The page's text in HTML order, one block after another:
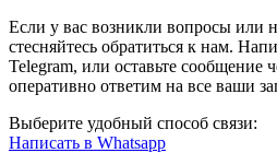
Если у вас возникли вопросы или
стесняйтесь обратиться к нам.
Telegram, или оставьте
оперативно ответим на все ваши
Выберите удобный способ связи:
Написать в Whatsapp